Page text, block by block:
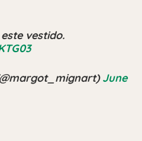
vestido.
June